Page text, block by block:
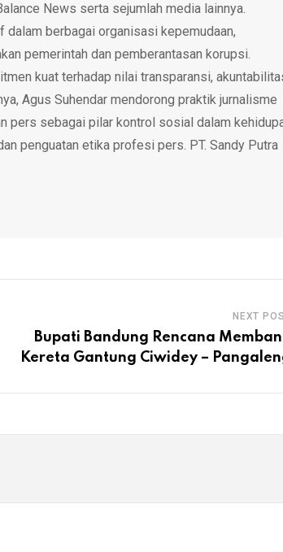
News serta sejumlah media lainnya.
dalam berbagai organisasi kepemudaan,
pemerintah dan pemberantasan korupsi.
kuat terhadap nilai transparansi,
Agus Suhendar mendorong praktik jurnalisme
pers sebagai pilar kontrol sosial dalam
penguatan etika profesi pers. PT. Sandy Putra
NEXT
Bupati Bandung Rencana
Kereta Gantung Ciwidey –